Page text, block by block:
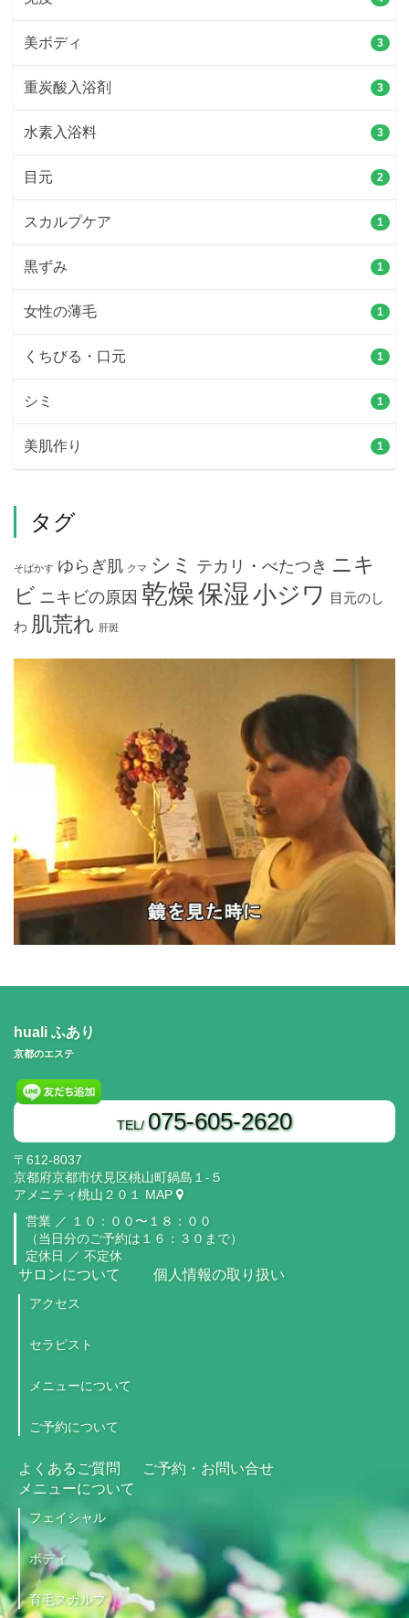
美ボディ 3
重炭酸入浴剤 3
水素入浴料 3
目元 2
スカルプケア 1
黒ずみ 1
女性の薄毛 1
くちびる・口元 1
シミ 1
美肌作り 1
タグ
そばかす ゆらぎ肌 クマ シミ テカリ・べたつき ニキ
ビ ニキビの原因 乾燥保湿小ジワ
目元のし
わ 肌荒れ 肝斑
huali ふあり
京都のエステ
TEL/075-605-2620
〒612-8037
京都府京都市伏見区桃山町鍋島１‐５
アメニティ桃山２０１ MAP
営業 ／ １０：００〜１８：００
（当日分のご予約は１６：３０まで）
定休日 ／ 不定休
サロンについて
アクセス
セラピスト
メニューについて
ご予約について
個人情報の取り扱い
よくあるご質問
ご予約・お問い合せ
メニューについて
フェイシャル
ボディ
育毛スカルプ